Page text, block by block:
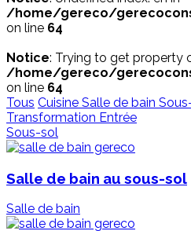
/home/gereco/
on line 64
Notice: Trying to get property
/home/gereco/
on line 64
Tous Cuisine Salle de bain
Transformation Entrée
Sous-sol
Salle de bain au sous-sol
Salle de bain